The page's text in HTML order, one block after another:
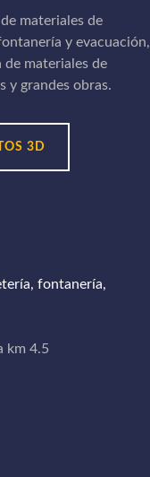
materiales de
y evacuación,
de materiales de
y grandes obras.
3D
fontanería,
km 4.5